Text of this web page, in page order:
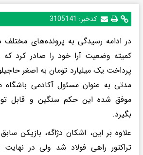
کدخبر: 3105141
در ادامه رسیدگی به پرونده‌های مختلف
کمیته وضعیت آرا خود را صادر کرد که
پرداخت یک میلیارد تومان به اصغر
مدتی به عنوان مسئول آکادمی باشگاه
موفق شده این حکم سنگین و قابل
بگیرد.
علاوه بر این، اشکان دژاگه، بازیکن
تراکتور راهی فولاد شد ولی در